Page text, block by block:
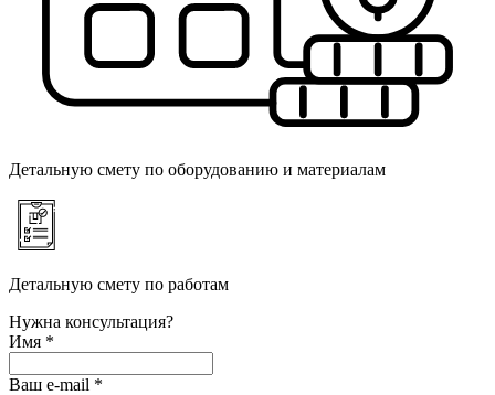
Детальную смету по оборудованию и материалам
Детальную смету по работам
Нужна консультация?
Имя *
Ваш e-mail *